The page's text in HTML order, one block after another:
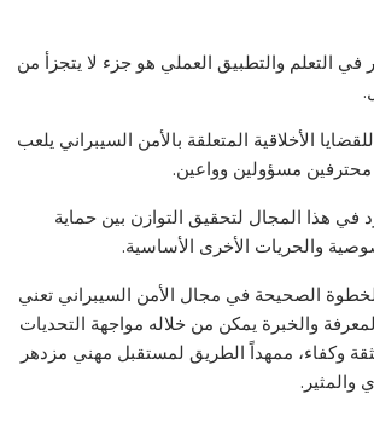
في التعلم والتطبيق العملي هو جزء لا يتجزأ من
الأخلاقية المتعلقة بالأمن السيبراني يلعب
مسؤولين وواعين.
هذا المجال لتحقيق التوازن بين حماية
والحريات الأخرى الأساسية.
بالخطوة الصحيحة في مجال الأمن السيبراني تعني
والخبرة يمكن من خلاله مواجهة التحديات
وكفاء، ممهداً الطريق لمستقبل مهني مزدهر
والمثير.